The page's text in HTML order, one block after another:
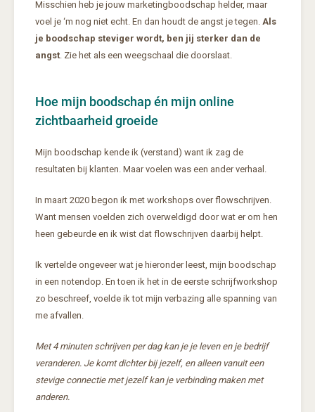
Misschien heb je jouw marketingboodschap helder, maar
voel je ‘m nog niet echt. En dan houdt de angst je tegen. Als
je boodschap steviger wordt, ben jij sterker dan de
angst. Zie het als een weegschaal die doorslaat.
Hoe mijn boodschap én mijn online
zichtbaarheid groeide
Mijn boodschap kende ik (verstand) want ik zag de
resultaten bij klanten. Maar voelen was een ander verhaal.
In maart 2020 begon ik met workshops over flowschrijven.
Want mensen voelden zich overweldigd door wat er om hen
heen gebeurde en ik wist dat flowschrijven daarbij helpt.
Ik vertelde ongeveer wat je hieronder leest, mijn boodschap
in een notendop. En toen ik het in de eerste schrijfworkshop
zo beschreef, voelde ik tot mijn verbazing alle spanning van
me afvallen.
Met 4 minuten schrijven per dag kan je je leven en je bedrijf
veranderen. Je komt dichter bij jezelf, en alleen vanuit een
stevige connectie met jezelf kan je verbinding maken met
anderen.